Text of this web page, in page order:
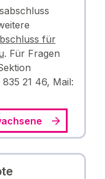
für
. Für Fragen
21 46, Mail: